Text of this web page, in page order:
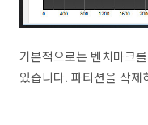
기본적으로는 벤치마크
있습니다. 파티션을 삭